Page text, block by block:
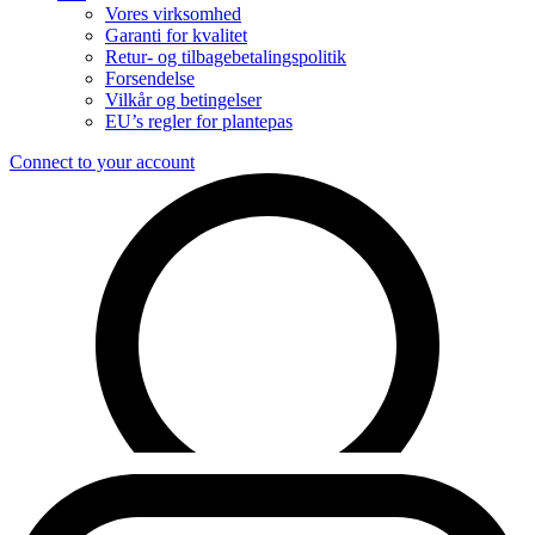
Vores virksomhed
Garanti for kvalitet
Retur- og tilbagebetalingspolitik
Forsendelse
Vilkår og betingelser
EU’s regler for plantepas
Connect to your account